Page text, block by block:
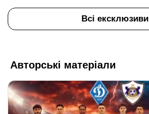
Всі ексклюзиви
Авторські матеріали